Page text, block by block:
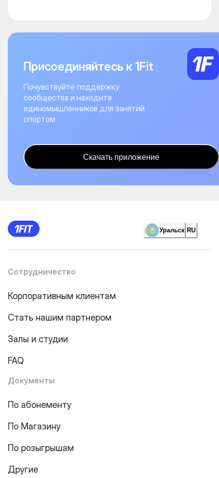
Присоединяйтесь к 1Fit
Почувствуйте поддержку
сообщества и находите
единомышленников для занятий
спортом
Скачать приложение
Уральск RU
Сотрудничество
Корпоративным клиентам
Стать нашим партнером
Залы и студии
FAQ
Документы
По абонементу
По Магазину
По розыгрышам
Другие